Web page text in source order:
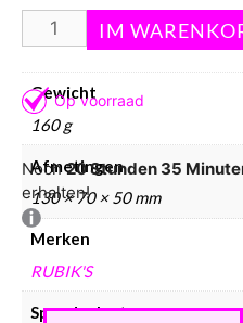
Aanvullende
Gewicht
160 g
Afmetingen
130 × 70 × 50 mm
Merken
RUBIK'S
Speedcube type
Noch20 Stunden 35
erhalten!